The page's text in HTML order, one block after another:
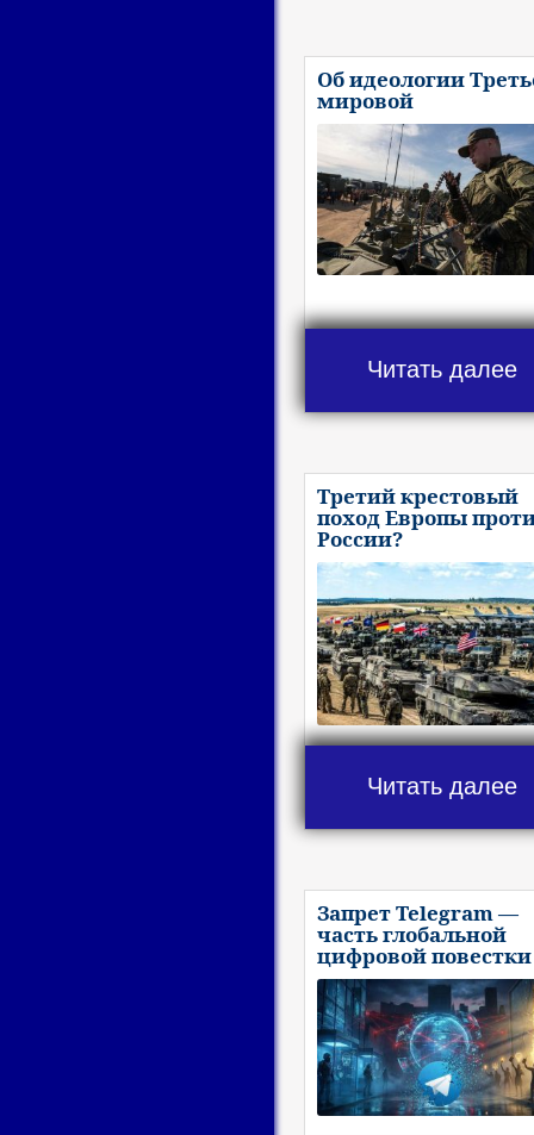
Об идеологии
мировой
Читать далее
Третий крестовый
поход Европы
России?
Читать далее
Запрет Telegram —
часть глобальной
цифровой повестки